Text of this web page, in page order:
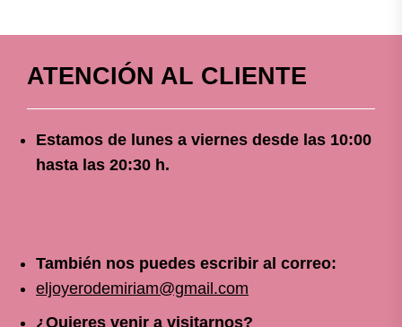
ATENCIÓN AL CLIENTE
Estamos de lunes a viernes desde las 10:00
hasta las 20:30 h.
También nos puedes escribir al correo:
eljoyerodemiriam@gmail.com
¿Quieres venir a visitarnos?